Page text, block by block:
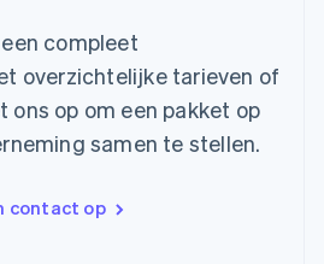
compleet
overzichtelijke tarieven of
op om een pakket op
samen te stellen.
contact op